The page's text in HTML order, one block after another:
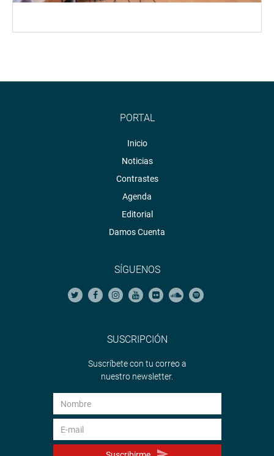
PORTAL
Inicio
Noticias
Contrastes
Agenda
Editorial
Damos Cuenta
SÍGUENOS
SUSCRIPCIÓN
Suscríbete con tu correo a
nuestro newsletter.